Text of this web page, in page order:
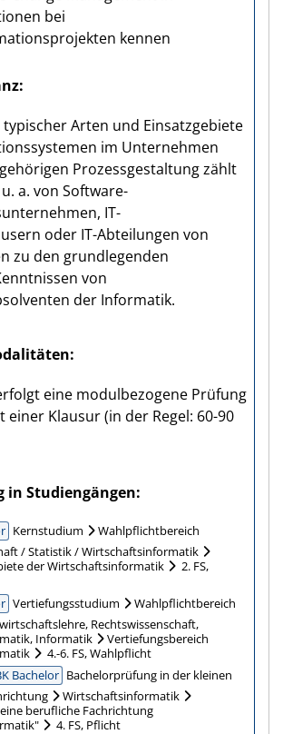
bei
kennen
Arten und Einsatzgebiete
im Unternehmen
Prozessgestaltung zählt
a. von Software-
IT-
oder IT-Abteilungen von
zu den grundlegenden
von
der Informatik.
eine modulbezogene Prüfung
einer Klausur (in der Regel: 60-90
in Studiengängen
Kernstudium
Wahlpflichtbereich
/ Statistik / Wirtschaftsinformatik
der Wirtschaftsinformatik
2. FS,
Vertiefungsstudium
Wahlpflichtbereich
Rechtswissenschaft,
Informatik
Vertiefungsbereich
4.-6. FS, Wahlpflicht
Bachelor Bachelorprüfung in der kleinen
Wirtschaftsinformatik
berufliche Fachrichtung
4. FS, Pflicht